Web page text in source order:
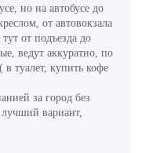
но на автобусе до
от автовокзала
от подъезда до
ведут аккуратно, по
в туалет, купить кофе
за город без
вариант,